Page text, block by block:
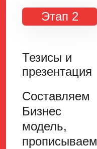
Этап 2
Тезисы и
презентация
Составляем
Бизнес
модель,
прописываем